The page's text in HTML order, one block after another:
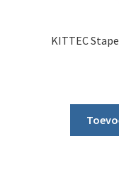
KITTEC